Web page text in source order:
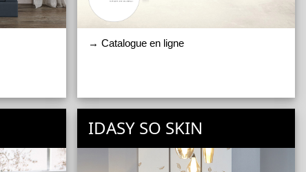
→ Catalogue en ligne
IDASY SO SKIN